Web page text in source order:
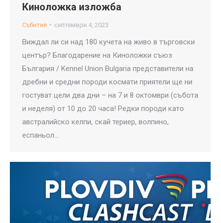
Киноложка изложба
Събития септември 4, 2023
Виждал ли си над 180 кучета на живо в търговски
център? Благодарение на Киноложки съюз
България / Kennel Union Bulgaria представители на
дребни и средни породи космати приятели ще ни
гостуват цели два дни – на 7 и 8 октомври (събота
и неделя) от 10 до 20 часа! Редки породи като
австралийско келпи, скай териер, волпино,
еспаньол…